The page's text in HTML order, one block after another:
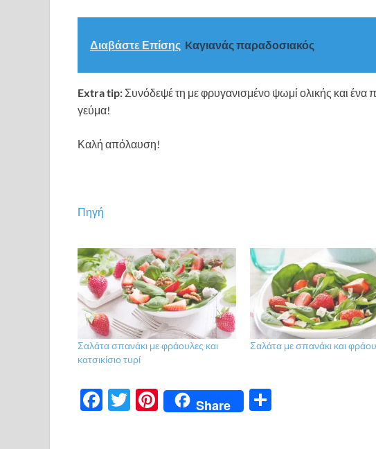
Διαβάστε Επίσης Kαγιανάς παραδοσιακός
Extra tip: Συνόδεψέ τη με φρυγανισμένο ψωμί ολικής και ένα
γεύμα!
Καλή απόλαυση!
Πηγή
Σαλάτα σπανάκι με φράουλες και
κατσικίσιο τυρί
Σαλάτα με σπανάκι και
F
T
Pi
nt
Share